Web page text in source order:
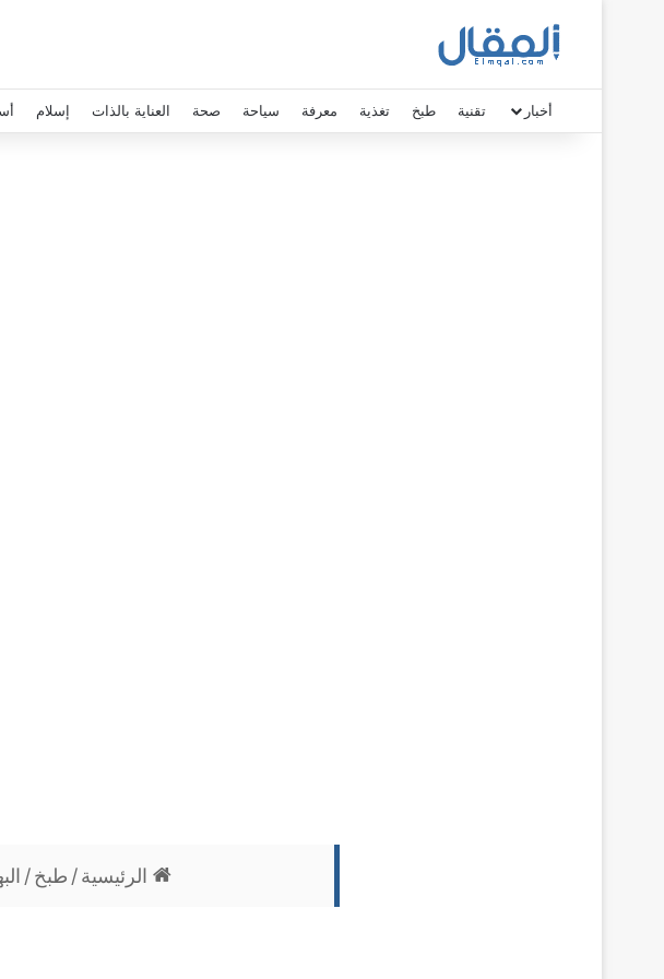
أخبار تقنية طبخ تغذية معرفة سياحة صحة العناية بالذات إسلام
الرئيسية / طبخ /